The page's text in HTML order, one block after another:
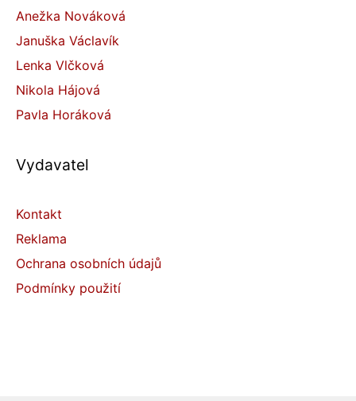
Anežka Nováková
Januška Václavík
Lenka Vlčková
Nikola Hájová
Pavla Horáková
Vydavatel
Kontakt
Reklama
Ochrana osobních údajů
Podmínky použití